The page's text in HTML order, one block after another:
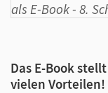
Das E-Book
vielen Vorteilen!